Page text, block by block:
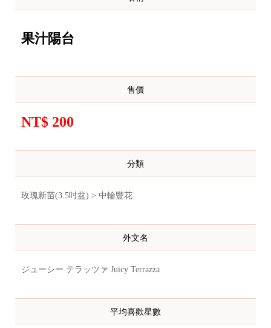
果汁陽台
售價
NT$ 200
分類
玫瑰新苗(3.5吋盆) > 中輪豐花
外文名
ジューシー テラッツァ Juicy Terrazza
平均喜歡星數